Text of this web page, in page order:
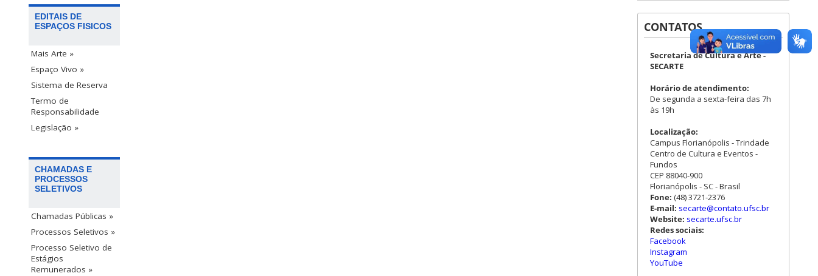
EDITAIS DE
ESPAÇOS FISICOS
Mais Arte »
Espaço Vivo »
Sistema de Reserva
Termo de
Responsabilidade
Legislação »
CHAMADAS E
PROCESSOS
SELETIVOS
Chamadas Públicas »
Processos Seletivos »
Processo Seletivo de
Estágios
Remunerados »
CONTATOS
Secretaria de Cultura e Arte -
SECARTE
Horário de atendimento:
De segunda a sexta-feira das 7h
às 19h
Localização:
Campus Florianópolis - Trindade
Centro de Cultura e Eventos -
Fundos
CEP 88040-900
Florianópolis - SC - Brasil
Fone: (48) 3721-2376
E-mail: secarte@contato.ufsc.br
Website: secarte.ufsc.br
Redes sociais:
Facebook
Instagram
YouTube